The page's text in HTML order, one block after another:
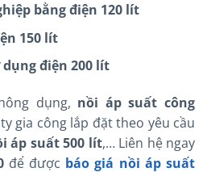
bằng điện 120 lít
150 lít
điện 200 lít
dụng, nồi áp suất công
gia công lắp đặt theo yêu cầu
áp suất 500 lít,… Liên hệ ngay
để được báo giá nồi áp suất